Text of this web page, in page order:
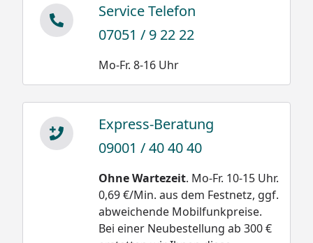
Service Telefon
07051 / 9 22 22
Mo-Fr. 8-16 Uhr
Express-Beratung
09001 / 40 40 40
Ohne Wartezeit. Mo-Fr. 10-15 Uhr.
0,69 €/Min. aus dem Festnetz, ggf.
abweichende Mobilfunkpreise.
Bei einer Neubestellung ab 300 €